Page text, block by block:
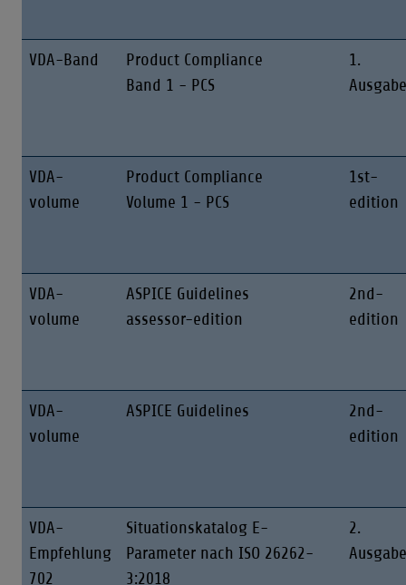
VDA-Band
Product Compliance
Band 1 - PCS
1.
Ausgabe
VDA-
volume
Product Compliance
Volume 1 - PCS
1st-
edition
VDA-
volume
ASPICE Guidelines
assessor-edition
2nd-
edition
VDA-
volume
ASPICE Guidelines
2nd-
edition
VDA-
Empfehlung
702
Situationskatalog E-
Parameter nach ISO 26262-
3:2018
2.
Ausgabe